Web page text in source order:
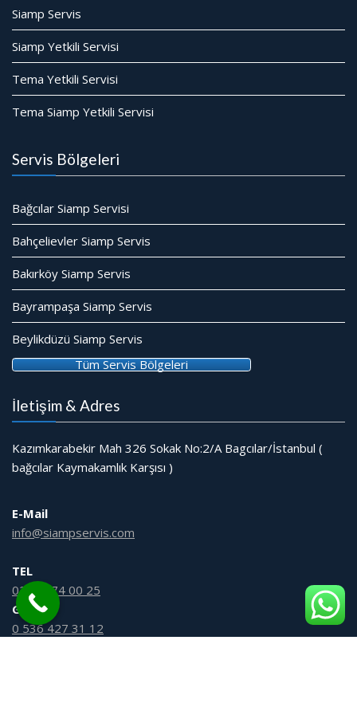
Siamp Servis
Siamp Yetkili Servisi
Tema Yetkili Servisi
Tema Siamp Yetkili Servisi
Servis Bölgeleri
Bağcılar Siamp Servisi
Bahçelievler Siamp Servis
Bakırköy Siamp Servis
Bayrampaşa Siamp Servis
Beylikdüzü Siamp Servis
Tüm Servis Bölgeleri
İletişim & Adres
Kazımkarabekir Mah 326 Sokak No:2/A Bagcılar/İstanbul (
bağcılar Kaymakamlık Karşısı )
E-Mail
info@siampservis.com
TEL
0212 474 00 25
GSM
0 536 427 31 12